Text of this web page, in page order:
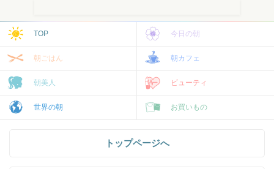
TOP 今日の朝
朝ごはん 朝カフェ
朝美人 ビューティ
世界の朝 お買いもの
トップページへ